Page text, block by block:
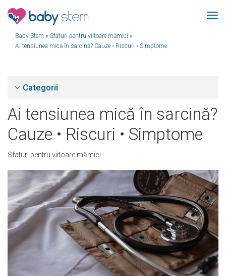
Baby Stem » Sfaturi pentru viitoare mămici »
Ai tensiunea mică în sarcină? Cauze • Riscuri • Simptome
Categorii
Ai tensiunea mică în sarcină?
Cauze • Riscuri • Simptome
Sfaturi pentru viitoare mămici